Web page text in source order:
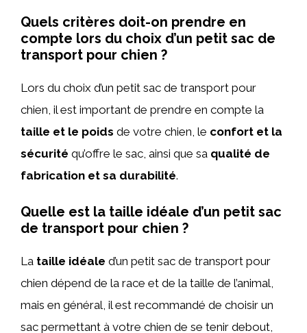
Quels critères doit-on prendre en
compte lors du choix d’un petit sac de
transport pour chien ?
Lors du choix d’un petit sac de transport pour
chien, il est important de prendre en compte la
taille et le poids de votre chien, le confort et la
sécurité qu’offre le sac, ainsi que sa qualité de
fabrication et sa durabilité.
Quelle est la taille idéale d’un petit sac
de transport pour chien ?
La taille idéale d’un petit sac de transport pour
chien dépend de la race et de la taille de l’animal,
mais en général, il est recommandé de choisir un
sac permettant à votre chien de se tenir debout,